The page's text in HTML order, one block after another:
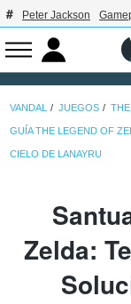
Peter Jackson
VANDAL JUEGOS
GUÍA THE LEGEND OF
CIELO DE LANAYRU
Zelda: